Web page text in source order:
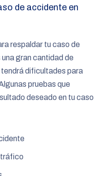
de accidente en
respaldar tu caso de
gran cantidad de
dificultades para
pruebas que
deseado en tu caso
tráfico